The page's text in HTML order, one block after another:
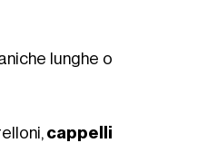
lunghe o
cappelli